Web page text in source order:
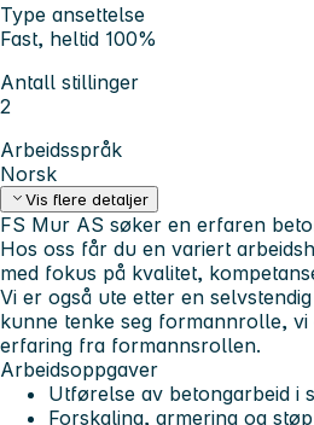
Type ansettelse
Fast, heltid 100%
Antall stillinger
2
Arbeidsspråk
Norsk
Vis flere detaljer
FS Mur AS søker en erfaren
Hos oss får du en variert
med fokus på kvalitet,
Vi er også ute etter en
kunne tenke seg formannrolle,
erfaring fra formannsrollen.
Arbeidsoppgaver
Utførelse av betongarbeid i
Forskaling, armering og støp